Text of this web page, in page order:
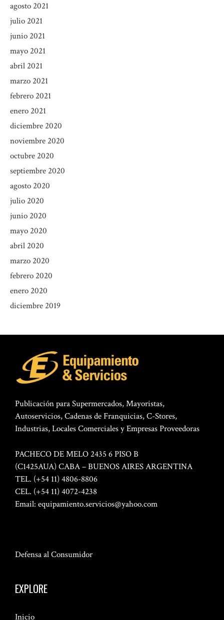
agosto 2021
julio 2021
junio 2021
mayo 2021
abril 2021
marzo 2021
febrero 2021
enero 2021
diciembre 2020
noviembre 2020
octubre 2020
septiembre 2020
agosto 2020
julio 2020
junio 2020
mayo 2020
abril 2020
marzo 2020
febrero 2020
enero 2020
diciembre 2019
Publicación para Supermercados, Mayoristas,
Autoservicios, Cadenas de Franquicias, C-Stores,
Industrias, Locales Comerciales y Empresas Proveedoras
PACHECO DE MELO 2435 6 PISO B
(C1425AUA) CABA – BUENOS AIRES ARGENTINA
TEL. (+54 11) 4806-8806
CEL. (+54 11) 4072-4238
Email: equipamiento.servicios@yahoo.com
Defensa al Consumidor
EXPLORE
Inicio